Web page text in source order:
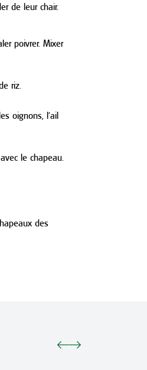
de leur chair.
poivrer. Mixer
riz.
oignons, l’ail
le chapeau.
des